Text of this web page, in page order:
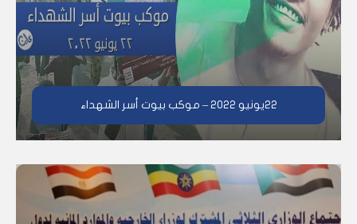
٢٢يونيو ٢٠٢٢ – موكب بيوت أسر الشهداء